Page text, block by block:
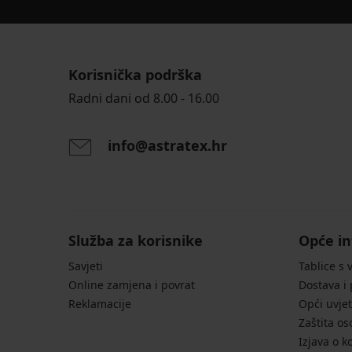
Korisnička podrška
Radni dani od 8.00 - 16.00
info@astratex.hr
Služba za korisnike
Savjeti
Online zamjena i povrat
Reklamacije
Opće
Tablice s
Dostava i
Opći
Zaštita
Izjava o